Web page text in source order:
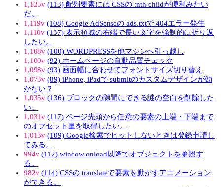
1,125v (113) 配列要素には CSSの :nth-childが便利みたい
だ。
1,119v (108) Google AdSenseの ads.txtで 404エラー発生
1,110v (137) 表示領域の右端で長い文字を強制的に折り返
したい。
1,108v (100) WORDPRESSを他マシンへ引っ越し
1,100v (92) ホームページの自動品質チェック
1,098v (93) 画面幅に合わせてフォントサイズ切り替え
1,073v (89) iPhone, iPadで submitのカスタムデザインが効
かない？
1,035v (136) ブロックの隙間にできる謎の空白を削除した
い。
1,031v (117) ページ先頭から任意の要素の上端・下端まで
のオフセット量を取得したい。
1,013v (109) Google検索でヒットしないときは登録申請し
てみる。
994v (112) window.onload以降でオブジェクトを参照す
る。
982v (114) CSSの translateで要素を動かすアニメーション
ができる。